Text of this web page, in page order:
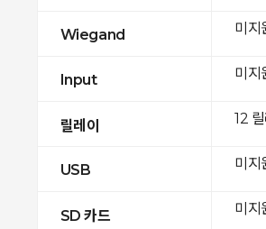
Wiegand
Input
릴레이
USB
SD 카드
미지
미지
12
미지
미지